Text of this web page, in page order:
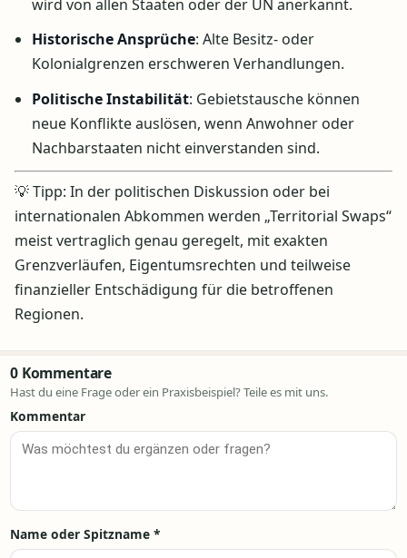
wird von allen Staaten oder der UN anerkannt.
Historische Ansprüche: Alte Besitz- oder
Kolonialgrenzen erschweren Verhandlungen.
Politische Instabilität: Gebietstausche können
neue Konflikte auslösen, wenn Anwohner oder
Nachbarstaaten nicht einverstanden sind.
💡 Tipp: In der politischen Diskussion oder bei
internationalen Abkommen werden „Territorial Swaps“
meist vertraglich genau geregelt, mit exakten
Grenzverläufen, Eigentumsrechten und teilweise
finanzieller Entschädigung für die betroffenen
Regionen.
0 Kommentare
Hast du eine Frage oder ein Praxisbeispiel? Teile es mit uns.
Kommentar
Name oder Spitzname *